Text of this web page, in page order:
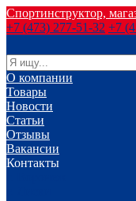
Спортинструктор,
+7 (473) 277-51-32 +7
О компании
Товары
Новости
Статьи
Отзывы
Вакансии
Контакты